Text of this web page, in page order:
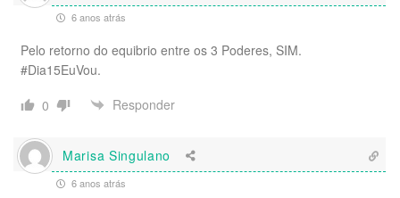
6 anos atrás
Pelo retorno do equibrio entre os 3 Poderes, SIM.
#Dia15EuVou.
0
Responder
Marisa Singulano
6 anos atrás